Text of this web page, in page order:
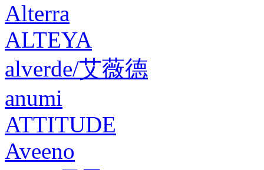
Alterra
ALTEYA
alverde/艾薇德
anumi
ATTITUDE
Aveeno